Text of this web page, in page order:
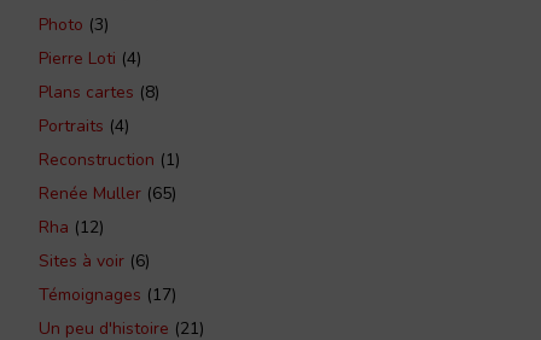
Photo (3)
Pierre Loti (4)
Plans cartes (8)
Portraits (4)
Reconstruction (1)
Renée Muller (65)
Rha (12)
Sites à voir (6)
Témoignages (17)
Un peu d'histoire (21)